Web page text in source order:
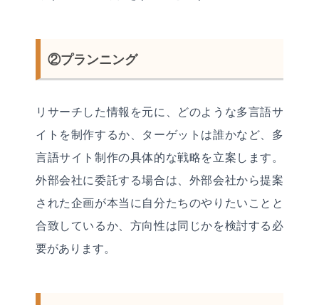
②プランニング
リサーチした情報を元に、どのような多言語サ
イトを制作するか、ターゲットは誰かなど、多
言語サイト制作の具体的な戦略を立案します。
外部会社に委託する場合は、外部会社から提案
された企画が本当に自分たちのやりたいことと
合致しているか、方向性は同じかを検討する必
要があります。